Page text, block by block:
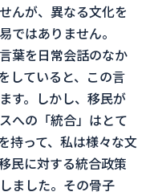
んが、異なる文化を
ではありません。
葉を日常会話のなか
していると、この言
す。しかし、移民が
への「統合」はとて
持って、私は様々な文
民に対する統合政策
ました。その骨子